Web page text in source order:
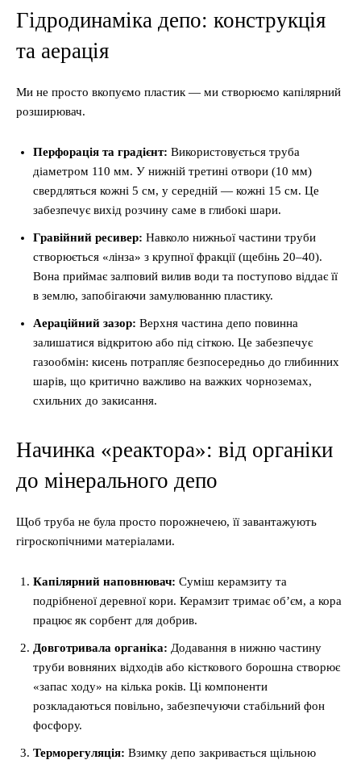
Гідродинаміка депо: конструкція
та аерація
Ми не просто вкопуємо пластик — ми створюємо капілярний
розширювач.
Перфорація та градієнт: Використовується труба
діаметром 110 мм. У нижній третині отвори (10 мм)
свердляться кожні 5 см, у середній — кожні 15 см. Це
забезпечує вихід розчину саме в глибокі шари.
Гравійний ресивер: Навколо нижньої частини труби
створюється «лінза» з крупної фракції (щебінь 20–40).
Вона приймає залповий вилив води та поступово віддає її
в землю, запобігаючи замулюванню пластику.
Аераційний зазор: Верхня частина депо повинна
залишатися відкритою або під сіткою. Це забезпечує
газообмін: кисень потрапляє безпосередньо до глибинних
шарів, що критично важливо на важких чорноземах,
схильних до закисання.
Начинка «реактора»: від органіки
до мінерального депо
Щоб труба не була просто порожнечею, її завантажують
гігроскопічними матеріалами.
Капілярний наповнювач: Суміш керамзиту та
подрібненої деревної кори. Керамзит тримає об’єм, а кора
працює як сорбент для добрив.
Довготривала органіка: Додавання в нижню частину
труби вовняних відходів або кісткового борошна створює
«запас ходу» на кілька років. Ці компоненти
розкладаються повільно, забезпечуючи стабільний фон
фосфору.
Терморегуляція: Взимку депо закривається щільною